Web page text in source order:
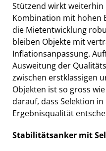
Stützend wirkt weiterhin
Kombination mit hohen
die Mietentwicklung
bleiben Objekte mit
Inflationsanpassung.
Ausweitung der
zwischen erstklassigen
Objekten ist so gross
darauf, dass Selektion
Ergebnisqualität
Stabilitätsanker mit